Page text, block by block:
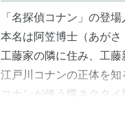
「名探偵コナン 」の登場
本名は阿笠博士 （あが
工藤家の隣に住み、 工藤
江戸川コナンの正体を知
コナンが使う蝶ネクタ